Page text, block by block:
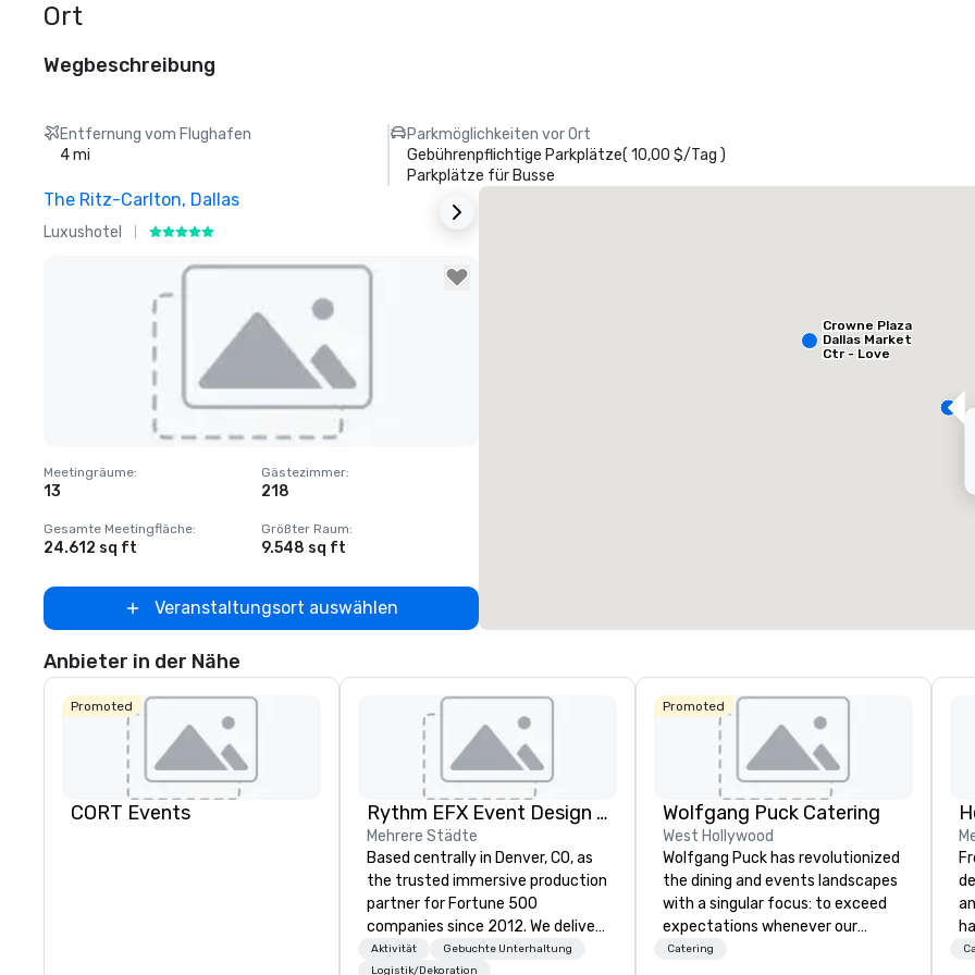
Ort
Wegbeschreibung
Entfernung vom Flughafen
4 mi
Parkmöglichkeiten vor Ort
Gebührenpflichtige Parkplätze( 10,00 $/Tag )
Parkplätze für Busse
The Ritz-Carlton, Dallas
Luxushotel
Removed from favorites
Meetingräume:
13
Gästezimmer:
218
Gesamte Meetingfläche:
24.612 sq ft
Größter Raum:
9.548 sq ft
Veranstaltungsort auswählen
Crowne Plaza
Dallas Market
Ctr - Love
Anbieter in der Nähe
Promoted
CORT Events Rythm EFX Event Design & Fabrication
Mehrere Städte
Based centrally in Denver, CO, as
the trusted immersive production
partner for Fortune 500
companies since 2012. We deliver
stunning premium AV and in-
Aktivität
Gebuchte Unterhaltung
Logistik/Dekoration
Promoted
Wolfgang Puck Catering
West Hollywood
Wolfgang Puck has revolutionized
the dining and events landscapes
with a singular focus: to exceed
expectations whenever our
guests gather for a meal.
Catering